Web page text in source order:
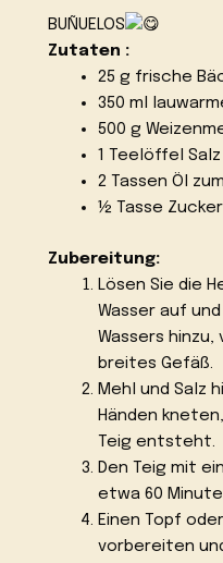
BUÑUELOS
Zutaten :
25 g frische
350 ml
500 g
1 Teelöffel Salz
2 Tassen Öl
½ Tasse
Zubereitung:
Lösen Sie die
Wasser auf
Wassers hinzu,
breites Gefäß.
Mehl und Salz
Händen
Teig entsteht.
Den Teig mit
etwa 60
Einen Topf
vorbereiten